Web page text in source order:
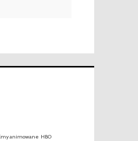
animowane HBO